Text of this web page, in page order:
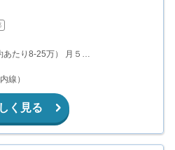
フルコミッション制（１成約あたり8-25万） 月５０万以上稼ぐインターン生も多数います！ ■収入例 ○入社１ヶ月目（明治大学2年生） 役職：アポインター 月間１契約×８万円＝８万円 ＋交通費 ○入社３ヶ月目（東京大学２年生） 役職：アポインター（ランク：ブロンズ） 月間３契約×10万円＝30万円 ＋交通費 ○入社６ヶ月目（早稲田大学３年生） 役職：アポインター（ランク：シルバー） 月間５契約×12万円＝60万円 ＋交通費 ○入社15ヶ月目（慶應大学３年生） 役職：クローザー 月間３契約×25万＝75万円 ＋交通費
線）
く見る